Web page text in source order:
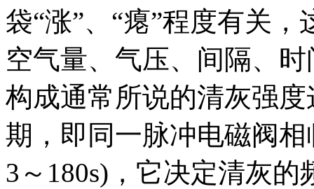
袋“涨”、“瘪”程度有关
空气量、气压、间隔、
构成通常所说的清灰强
期，即同一脉冲电磁阀
3～180s)，它决定清灰